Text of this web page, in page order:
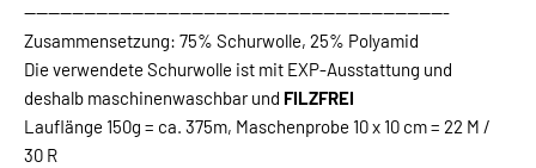
-----------------------------------------------------------------------
Zusammensetzung: 75% Schurwolle, 25% Polyamid
Die verwendete Schurwolle ist mit EXP-Ausstattung und
deshalb maschinenwaschbar und FILZFREI
Lauflänge 150g = ca. 375m, Maschenprobe 10 x 10 cm = 22 M /
30 R